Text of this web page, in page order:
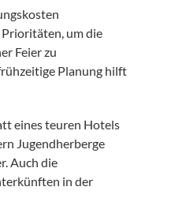
Prioritäten, um die
Feier zu
Planung hilft
eines teuren Hotels
Jugendherberge
Auch die
in der